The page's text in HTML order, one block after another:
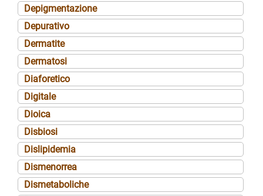
Depigmentazione
Depurativo
Dermatite
Dermatosi
Diaforetico
Digitale
Dioica
Disbiosi
Dislipidemia
Dismenorrea
Dismetaboliche